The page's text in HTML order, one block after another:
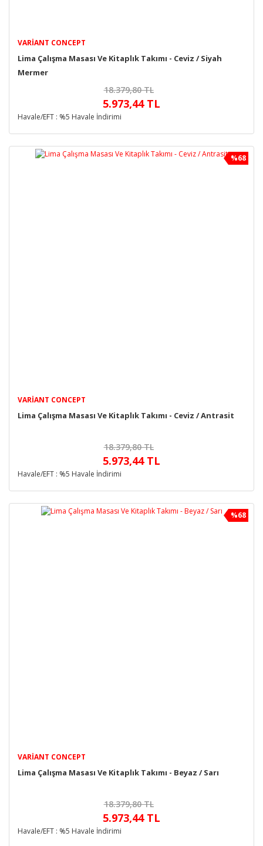
VARIANT CONCEPT
Lima Çalışma Masası Ve Kitaplık Takımı - Ceviz / Siyah
Mermer
18.379,80 TL
5.973,44 TL
Havale/EFT : %5 Havale İndirimi
%68
VARIANT CONCEPT
Lima Çalışma Masası Ve Kitaplık Takımı - Ceviz / Antrasit
18.379,80 TL
5.973,44 TL
Havale/EFT : %5 Havale İndirimi
%68
VARIANT CONCEPT
Lima Çalışma Masası Ve Kitaplık Takımı - Beyaz / Sarı
18.379,80 TL
5.973,44 TL
Havale/EFT : %5 Havale İndirimi